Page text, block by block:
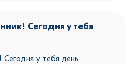
Сегодня у тебя
у тебя день